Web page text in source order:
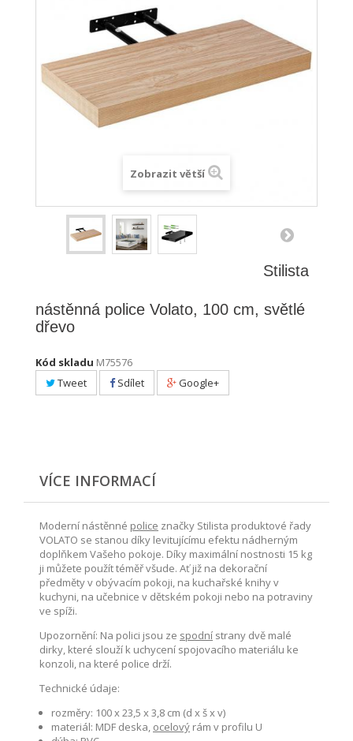
Zobrazit větší
Stilista
nástěnná police Volato, 100 cm, světlé
dřevo
Kód skladu M75576
Tweet
Sdílet Google+
VÍCE INFORMACÍ
Moderní nástěnné police značky Stilista produktové řady
VOLATO se stanou díky levitujícímu efektu nádherným
doplňkem Vašeho pokoje. Díky maximální nostnosti 15 kg
ji můžete použít téměř všude. Ať již na dekorační
předměty v obývacím pokoji, na kuchařské knihy v
kuchyni, na učebnice v dětském pokoji nebo na potraviny
ve spíži.
Upozornění: Na polici jsou ze spodní strany dvě malé
dirky, které slouží k uchycení spojovacího materiálu ke
konzoli, na které police drží.
Technické údaje:
rozměry: 100 x 23,5 x 3,8 cm (d x š x v)
materiál: MDF deska, ocelový rám v profilu U